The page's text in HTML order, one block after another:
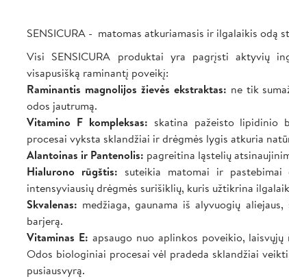
SENSICURA - matomas atkuriamasis ir ilgalaikis odą
Visi SENSICURA produktai yra pagrįsti aktyvių
visapusišką raminantį poveikį:
Raminantis magnolijos žievės ekstraktas: ne tik
odos jautrumą.
Vitamino F kompleksas: skatina pažeisto lipidinio
procesai vyksta sklandžiai ir drėgmės lygis atkuria
Alantoinas ir Pantenolis: pagreitina ląstelių
Hialurono rūgštis: suteikia matomai ir pastebimai
intensyviausių drėgmės surišiklių, kuris užtikrina
Skvalenas: medžiaga, gaunama iš alyvuogių
barjerą.
Vitaminas E: apsaugo nuo aplinkos poveikio,
Odos biologiniai procesai vėl pradeda sklandžiai
pusiausvyrą.